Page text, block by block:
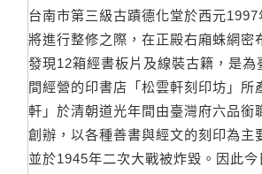
台南市第三級古蹟德化堂於西元1997
將進行整修之際，在正殿右廂蛛網密
發現12箱經書板片及線裝古籍，是為
間經營的印書店「松雲軒刻印坊」所
軒」於清朝道光年間由臺灣府六品銜
創辦，以各種善書與經文的刻印為主
並於1945年二次大戰被炸毀。因此